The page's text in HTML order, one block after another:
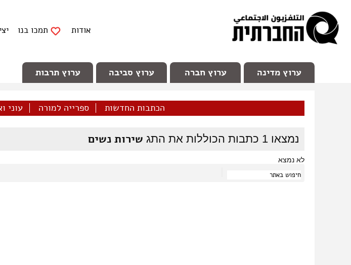
אודות תמכו בנו
ערוץ מדינה ערוץ חברה ערוץ סביבה ערוץ תרבות
הכתבות החדשות ספרייה למורה עוני
נמצאו 1 כתבות הכוללות את התג שירות נשים
לא נמצא